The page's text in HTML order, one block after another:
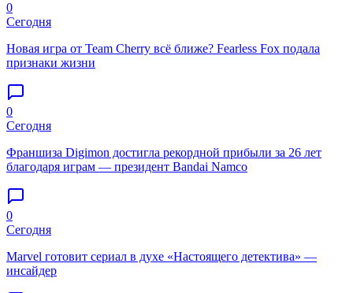
0
Сегодня
Новая игра от Team Cherry всё ближе? Fearless Fox подала
признаки жизни
0
Сегодня
Франшиза Digimon достигла рекордной прибыли за 26 лет
благодаря играм — президент Bandai Namco
0
Сегодня
Marvel готовит сериал в духе «Настоящего детектива» —
инсайдер